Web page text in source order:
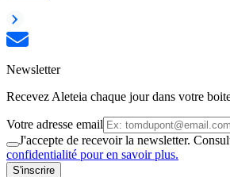
Newsletter
Recevez Aleteia chaque jour dans votre
Votre adresse email
J'accepte de recevoir la newsletter.
confidentialité pour en savoir plus.
S'inscrire